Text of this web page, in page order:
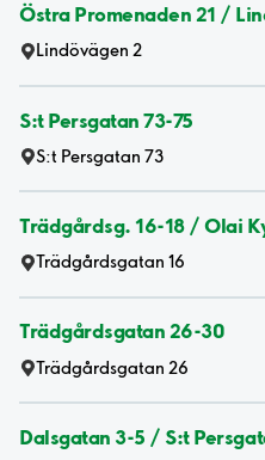
Östra Promenaden 21 /
Lindövägen 2
S:t Persgatan 73-75
S:t Persgatan 73
Trädgårdsg. 16-18 / Olai
Trädgårdsgatan 16
Trädgårdsgatan 26-30
Trädgårdsgatan 26
Dalsgatan 3-5 / S:t